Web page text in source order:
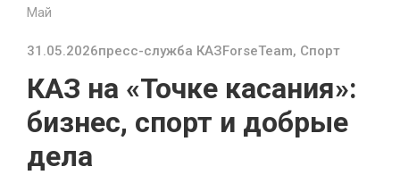
Май
31.05.2026пресс-служба КАЗForseTeam, Спорт
КАЗ на «Точке касания»:
бизнес, спорт и добрые
дела